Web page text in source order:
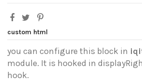
custom html
you can configure this block in
module. It is hooked in
hook.